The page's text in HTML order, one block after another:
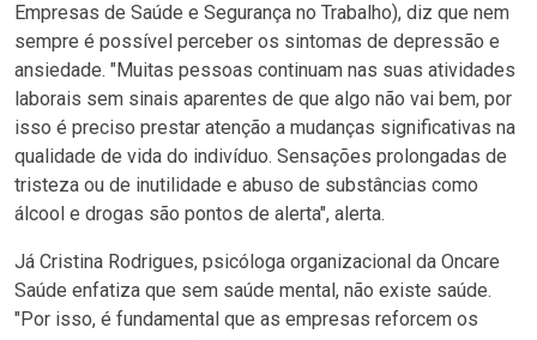
Empresas de Saúde e Segurança no Trabalho), diz que nem
sempre é possível perceber os sintomas de depressão e
ansiedade. "Muitas pessoas continuam nas suas atividades
laborais sem sinais aparentes de que algo não vai bem, por
isso é preciso prestar atenção a mudanças significativas na
qualidade de vida do indivíduo. Sensações prolongadas de
tristeza ou de inutilidade e abuso de substâncias como
álcool e drogas são pontos de alerta", alerta.
Já Cristina Rodrigues, psicóloga organizacional da Oncare
Saúde enfatiza que sem saúde mental, não existe saúde.
"Por isso, é fundamental que as empresas reforcem os